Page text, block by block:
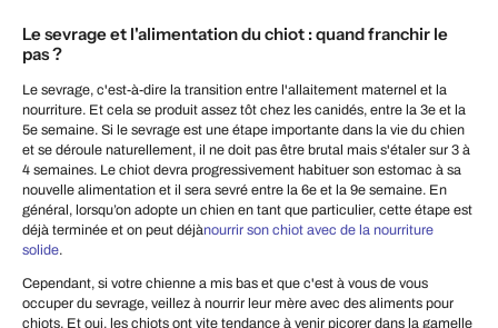
Le sevrage et l'alimentation du chiot : quand franchir le
pas ?
Le sevrage, c'est-à-dire la transition entre l'allaitement maternel et la
nourriture. Et cela se produit assez tôt chez les canidés, entre la 3e et la
5e semaine. Si le sevrage est une étape importante dans la vie du chien
et se déroule naturellement, il ne doit pas être brutal mais s'étaler sur 3 à
4 semaines. Le chiot devra progressivement habituer son estomac à sa
nouvelle alimentation et il sera sevré entre la 6e et la 9e semaine. En
général, lorsqu’on adopte un chien en tant que particulier, cette étape est
déjà terminée et on peut déjànourrir son chiot avec de la nourriture
solide.
Cependant, si votre chienne a mis bas et que c'est à vous de vous
occuper du sevrage, veillez à nourrir leur mère avec des aliments pour
chiots. Et oui, les chiots ont vite tendance à venir picorer dans la gamelle